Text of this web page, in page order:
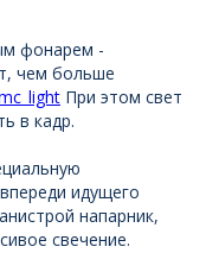
фонарем -
чем больше
При этом свет
в кадр.
идущего
напарник,
свечение.